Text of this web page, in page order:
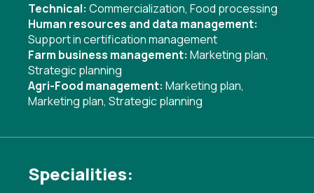
Technical: Commercialization, Food processing
Human resources and data management:
Support in certification management
Farm business management: Marketing plan,
Strategic planning
Agri-Food management: Marketing plan,
Marketing plan, Strategic planning
Specialities: